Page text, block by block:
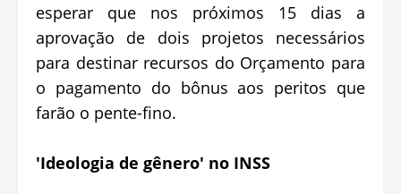
esperar que nos próximos 15 dias a
aprovação de dois projetos necessários
para destinar recursos do Orçamento para
o pagamento do bônus aos peritos que
farão o pente-fino.
'Ideologia de gênero' no INSS